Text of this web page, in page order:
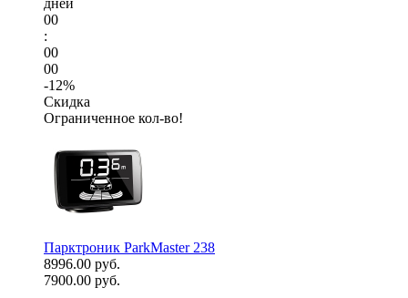
дней
00
:
00
00
-12%
Скидка
Ограниченное кол-во!
Парктроник ParkMaster 238
8996.00 руб.
7900.00 руб.